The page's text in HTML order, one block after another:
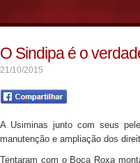
O Sindipa é o
21/10/2015
A Usiminas junto com seus
manutenção e ampliação dos
Tentaram com o Boca Roxa